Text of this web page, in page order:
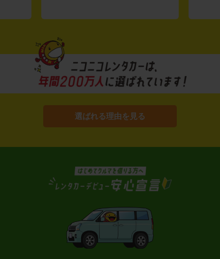
選ばれる理由を見る